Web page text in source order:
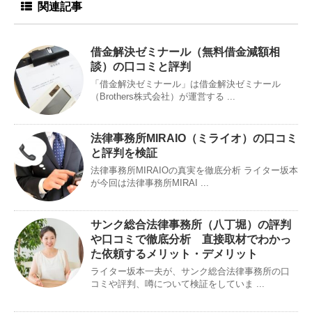
関連記事
借金解決ゼミナール（無料借金減額相
談）の口コミと評判
「借金解決ゼミナール」は借金解決ゼミナール
（Brothers株式会社）が運営する ...
法律事務所MIRAIO（ミライオ）の口コミ
と評判を検証
法律事務所MIRAIOの真実を徹底分析 ライター坂本
が今回は法律事務所MIRAI ...
サンク総合法律事務所（八丁堀）の評判
や口コミで徹底分析 直接取材でわかっ
た依頼するメリット・デメリット
ライター坂本一夫が、サンク総合法律事務所の口
コミや評判、噂について検証をしていま ...